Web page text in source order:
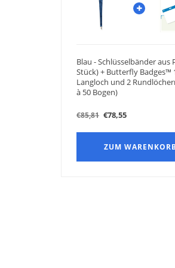
Blau - Schlüsselbänder aus
Stück) + Butterfly Badges™
Langloch und 2
à 50 Bogen)
€85,81 €78,55
ZUM